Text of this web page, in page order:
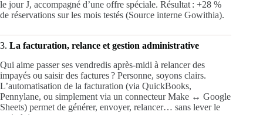
le jour J, accompagné d’une offre spéciale. Résultat : +28 %
de réservations sur les mois testés (Source interne Gowithia).
3. La facturation, relance et gestion administrative
Qui aime passer ses vendredis après-midi à relancer des
impayés ou saisir des factures ? Personne, soyons clairs.
L’automatisation de la facturation (via QuickBooks,
Pennylane, ou simplement via un connecteur Make ↔ Google
Sheets) permet de générer, envoyer, relancer… sans lever le